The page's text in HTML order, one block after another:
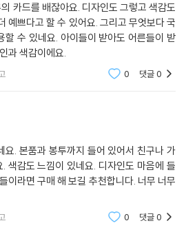
카드를 배잖아요. 디자인도 그렇고 색감도
예쁘다고 할 수 있어요. 그리고 무엇보다 국
할 수 있네요. 아이들이 받아도 어른들이 받
과 색감이에요.
0 댓글0
요. 본품과 봉투까지 들어 있어서 친구나 가
색감도 느낌이 있네요. 디자인도 마음에 들
이라면 구매 해 보길 추천합니다. 너무 너무
0 댓글0